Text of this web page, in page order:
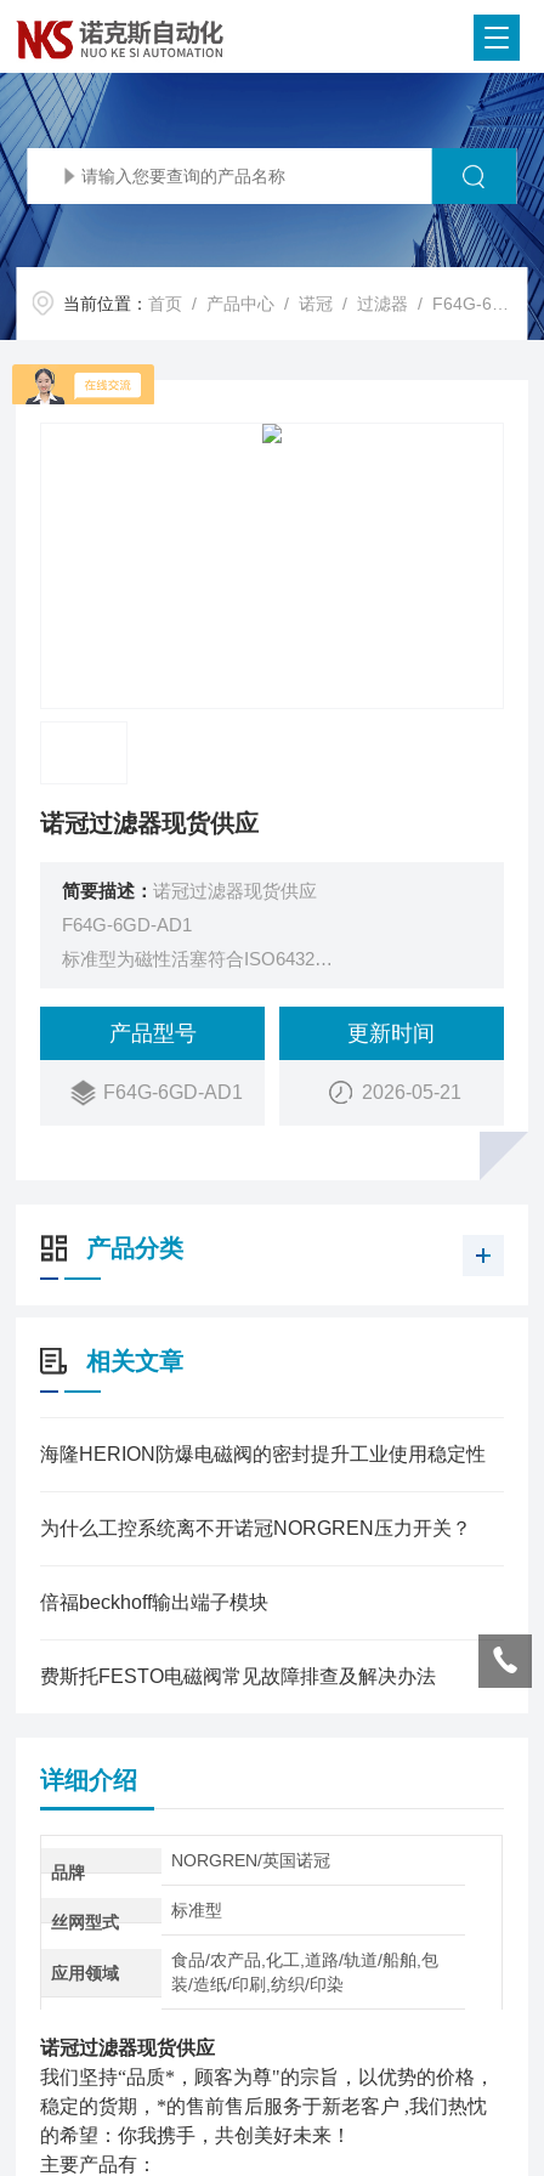
当前位置：首页 / 产品中心 /诺冠 /过滤器 / F64G-6GD-AD1诺冠过滤器现货供应
诺冠过滤器现货供应
简要描述：诺冠过滤器现货供应
F64G-6GD-AD1
标准型为磁性活塞符合ISO6432
产品型号
F64G-6GD-AD1
更新时间
2026-05-21
产品分类
相关文章
海隆HERION防爆电磁阀的密封提升工业使用稳定性
为什么工控系统离不开诺冠NORGREN压力开关？
倍福beckhoff输出端子模块
费斯托FESTO电磁阀常见故障排查及解决办法
详细介绍
品牌
NORGREN/英国诺冠
丝网型式
标准型
应用领域
食品/农产品,化工,道路/轨道/船舶,包
装/造纸/印刷,纺织/印染
诺冠过滤器现货供应
我们坚持“品质*，顾客为尊"的宗旨，以优势的价格，
稳定的货期，*的售前售后服务于新老客户 ,我们热忱
的希望：你我携手，共创美好未来！
主要产品有：